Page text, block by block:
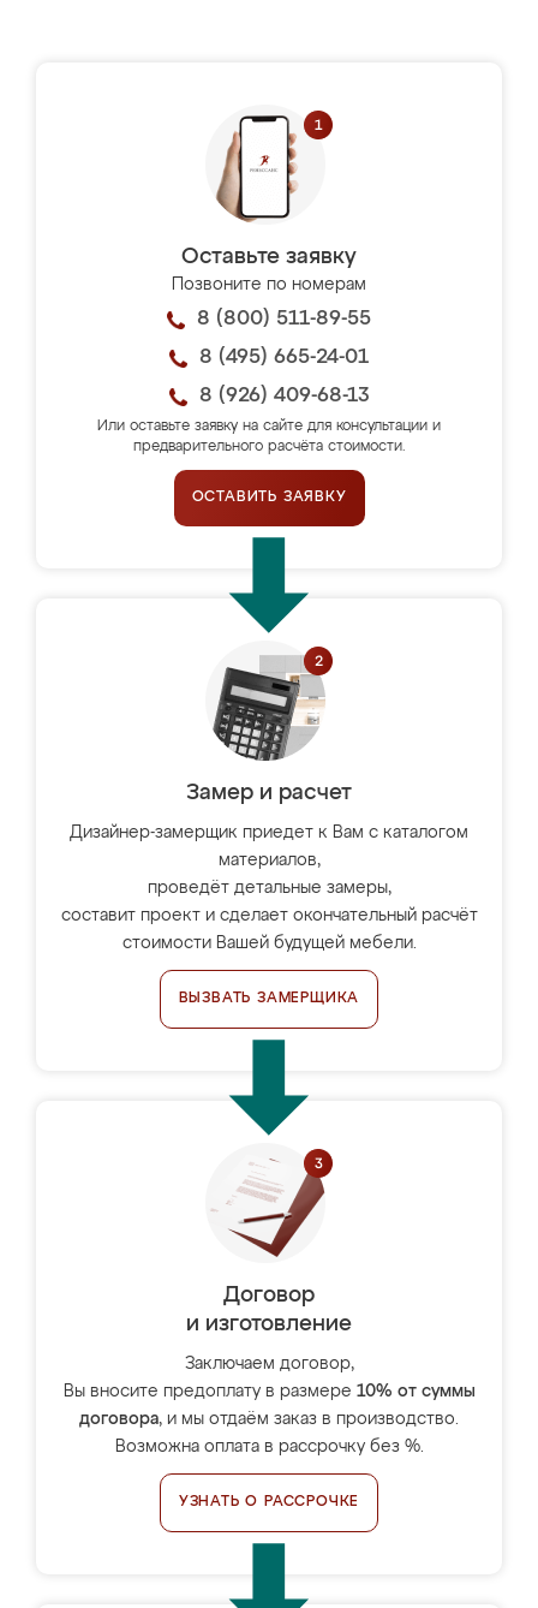
Оставьте заявку
Позвоните по номерам
8 (800) 511-89-55
8 (495) 665-24-01
8 (926) 409-68-13
Или оставьте заявку на сайте для консультации и
предварительного расчёта стоимости.
ОСТАВИТЬ ЗАЯВКУ
Замер и расчет
Дизайнер-замерщик приедет к Вам с каталогом
материалов,
проведёт детальные замеры,
составит проект и сделает окончательный расчёт
стоимости Вашей будущей мебели.
ВЫЗВАТЬ ЗАМЕРЩИКА
Договор
и изготовление
Заключаем договор,
Вы вносите предоплату в размере 10% от суммы
договора, и мы отдаём заказ в производство.
Возможна оплата в рассрочку без %.
УЗНАТЬ О РАССРОЧКЕ